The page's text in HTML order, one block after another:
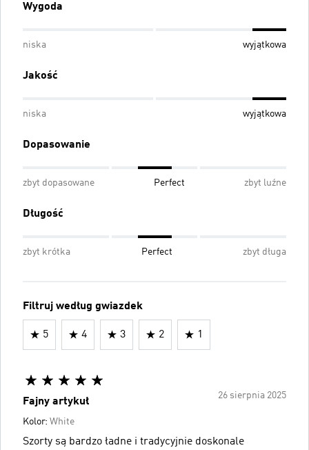
Wygoda
niska wyjątkowa
Jakość
niska wyjątkowa
Dopasowanie
zbyt dopasowane Perfect zbyt luźne
Długość
zbyt krótka Perfect zbyt długa
Filtruj według gwiazdek
5 4 3 2 1
26 sierpnia 2025
Fajny artykuł
Kolor: White
Szorty są bardzo ładne i tradycyjnie doskonale